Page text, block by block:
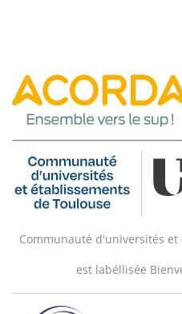
Communauté d'universités et
est labéllisée